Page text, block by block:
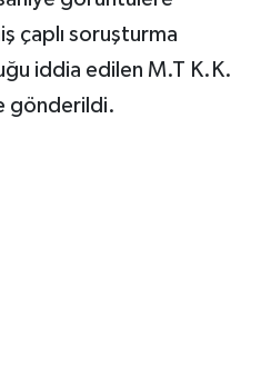
çaplı soruşturma
iddia edilen M.T K.K.
gönderildi.